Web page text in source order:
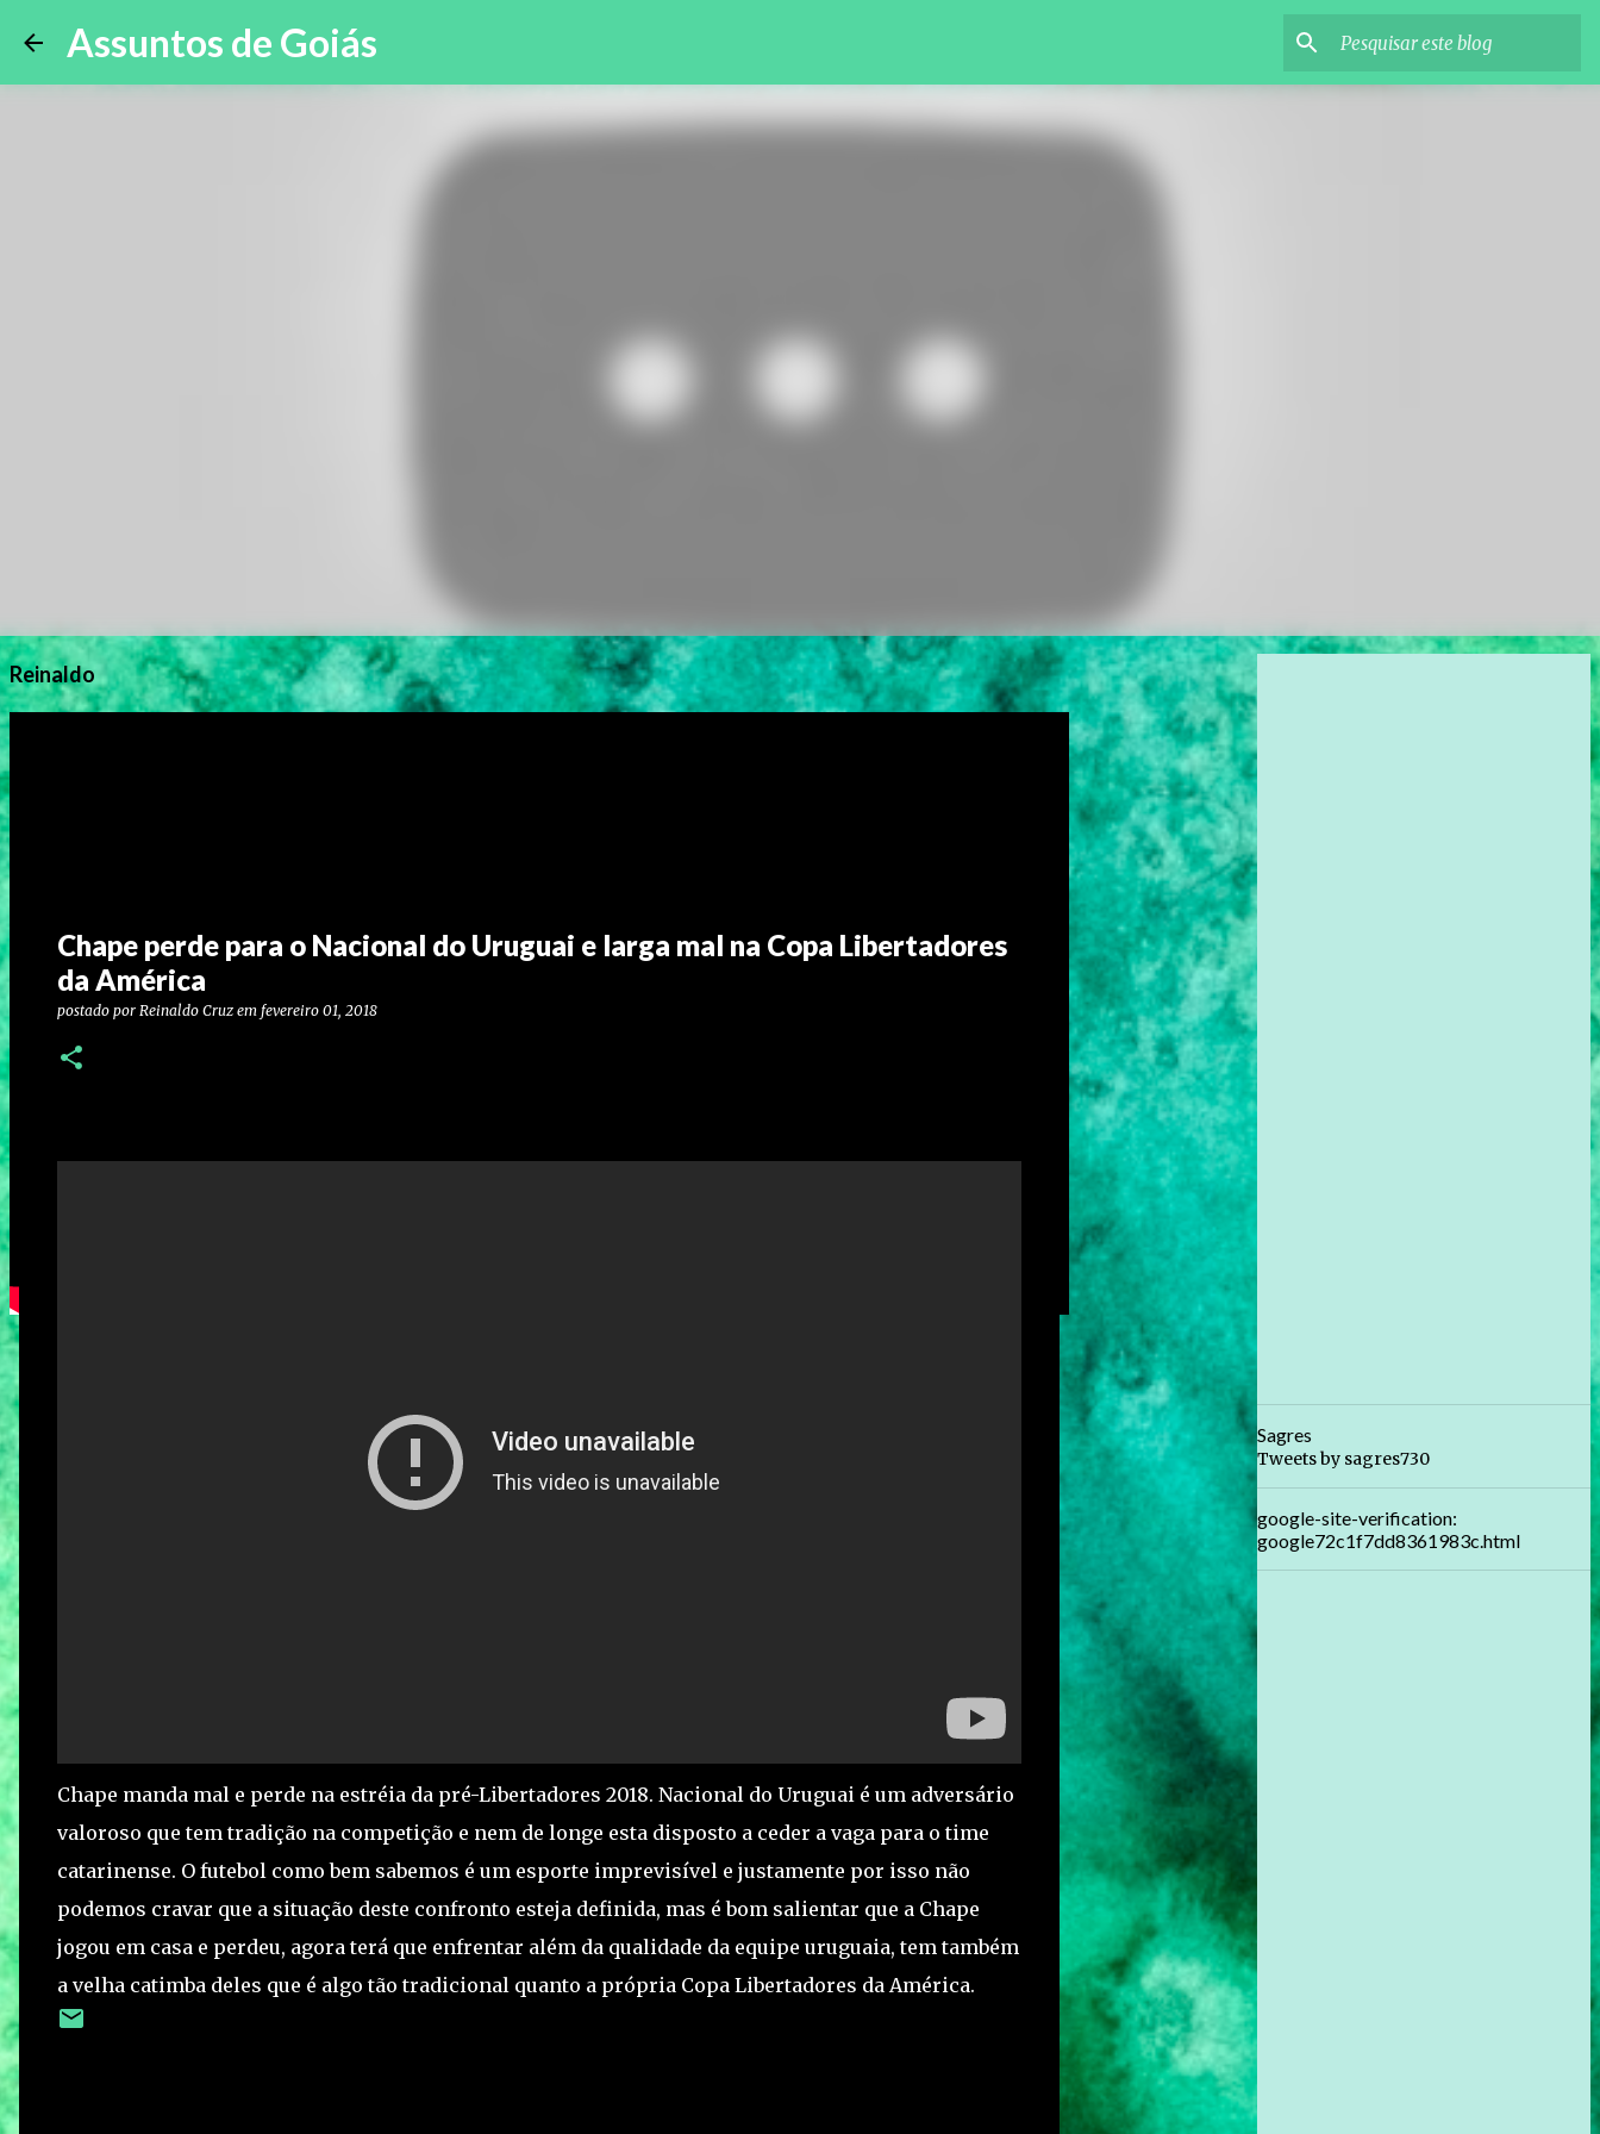
Assuntos de Goiás
Reinaldo
Chape perde para o Nacional do Uruguai e larga mal na Copa Libertadores
da América
postado por Reinaldo Cruz em fevereiro 01, 2018
Chape manda mal e perde na estréia da pré-Libertadores 2018. Nacional do Uruguai é um adversário
valoroso que tem tradição na competição e nem de longe esta disposto a ceder a vaga para o time
catarinense. O futebol como bem sabemos é um esporte imprevisível e justamente por isso não
podemos cravar que a situação deste confronto esteja definida, mas é bom salientar que a Chape
jogou em casa e perdeu, agora terá que enfrentar além da qualidade da equipe uruguaia, tem também
a velha catimba deles que é algo tão tradicional quanto a própria Copa Libertadores da América.
Sagres
Tweets by sagres730
google-site-verification:
google72c1f7dd8361983c.html